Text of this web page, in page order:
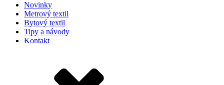
Novinky
Metrový textil
Bytový textil
Tipy a návody
Kontakt